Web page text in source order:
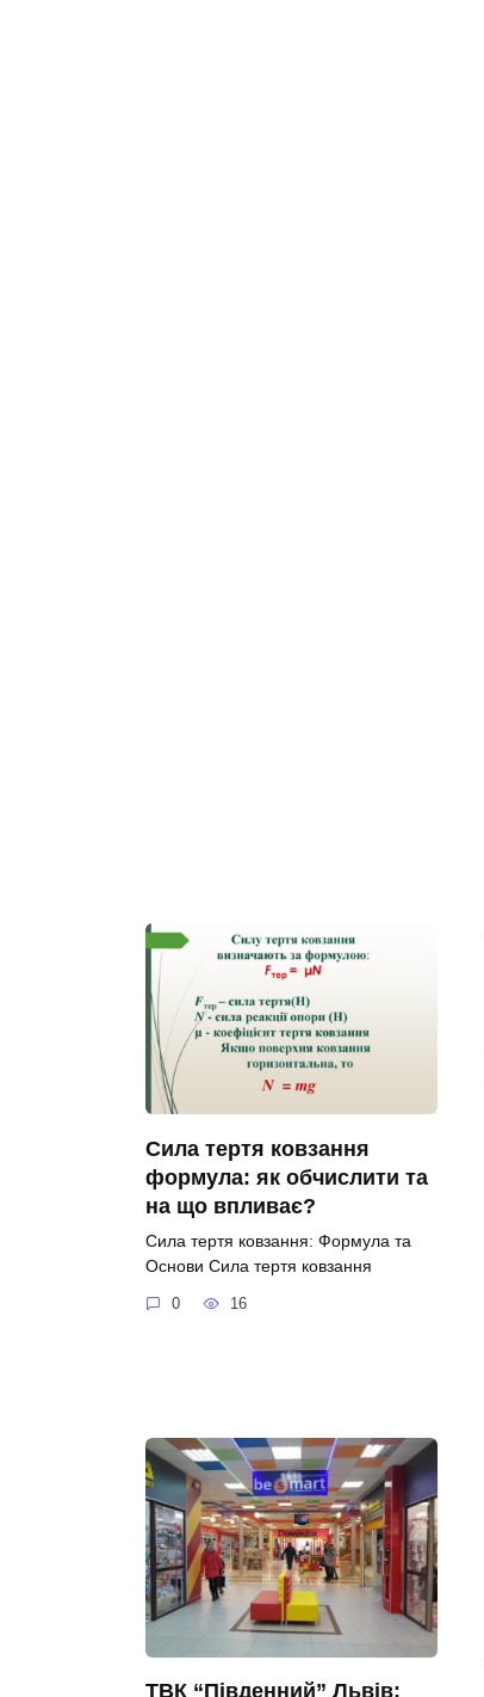
Сила тертя ковзання
формула: як обчислити та
на що впливає?
Сила тертя ковзання: Формула та
Основи Сила тертя ковзання
0 16
ТВК “Південний” Львів: